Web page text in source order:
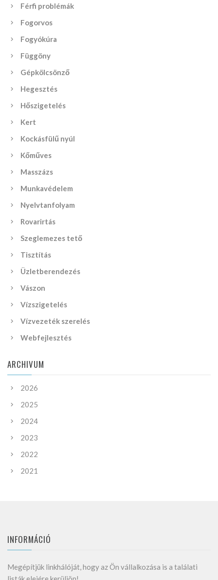
Férfi problémák
Fogorvos
Fogyókúra
Függöny
Gépkölcsönző
Hegesztés
Hőszigetelés
Kert
Kockásfülű nyúl
Kőműves
Masszázs
Munkavédelem
Nyelvtanfolyam
Rovarirtás
Szeglemezes tető
Tisztítás
Üzletberendezés
Vászon
Vízszigetelés
Vízvezeték szerelés
Webfejlesztés
ARCHIVUM
2026
2025
2024
2023
2022
2021
INFORMÁCIÓ
Megépítjük linkhálóját, hogy az Ön vállalkozása is a találati